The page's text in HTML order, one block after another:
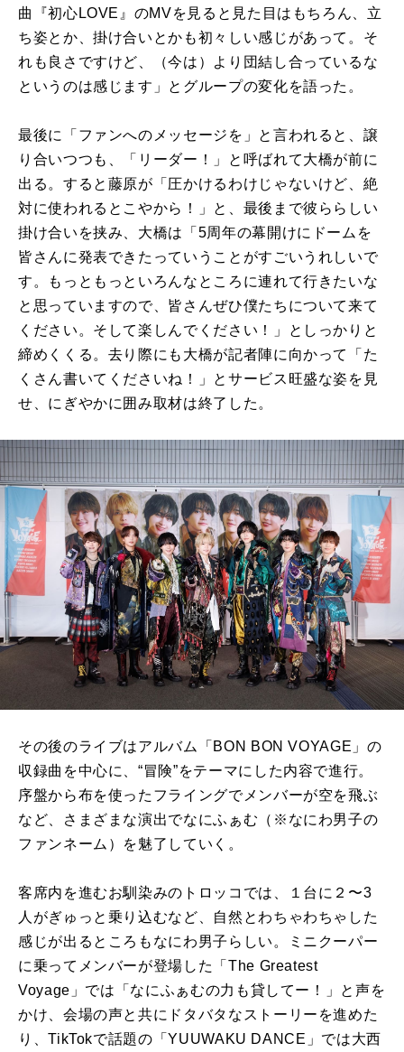
曲『初心LOVE』のMVを見ると見た目はもちろん、立
ち姿とか、掛け合いとかも初々しい感じがあって。そ
れも良さですけど、（今は）より団結し合っているな
というのは感じます」とグループの変化を語った。
最後に「ファンへのメッセージを」と言われると、譲
り合いつつも、「リーダー！」と呼ばれて大橋が前に
出る。すると藤原が「圧かけるわけじゃないけど、絶
対に使われるとこやから！」と、最後まで彼ららしい
掛け合いを挟み、大橋は「5周年の幕開けにドームを
皆さんに発表できたっていうことがすごいうれしいで
す。もっともっといろんなところに連れて行きたいな
と思っていますので、皆さんぜひ僕たちについて来て
ください。そして楽しんでください！」としっかりと
締めくくる。去り際にも大橋が記者陣に向かって「た
くさん書いてくださいね！」とサービス旺盛な姿を見
せ、にぎやかに囲み取材は終了した。
その後のライブはアルバム「BON BON VOYAGE」の
収録曲を中心に、“冒険”をテーマにした内容で進行。
序盤から布を使ったフライングでメンバーが空を飛ぶ
など、さまざまな演出でなにふぁむ（※なにわ男子の
ファンネーム）を魅了していく。
客席内を進むお馴染みのトロッコでは、１台に２〜3
人がぎゅっと乗り込むなど、自然とわちゃわちゃした
感じが出るところもなにわ男子らしい。ミニクーパー
に乗ってメンバーが登場した「The Greatest
Voyage」では「なにふぁむの力も貸してー！」と声を
かけ、会場の声と共にドタバタなストーリーを進めた
り、TikTokで話題の「YUUWAKU DANCE」では大西